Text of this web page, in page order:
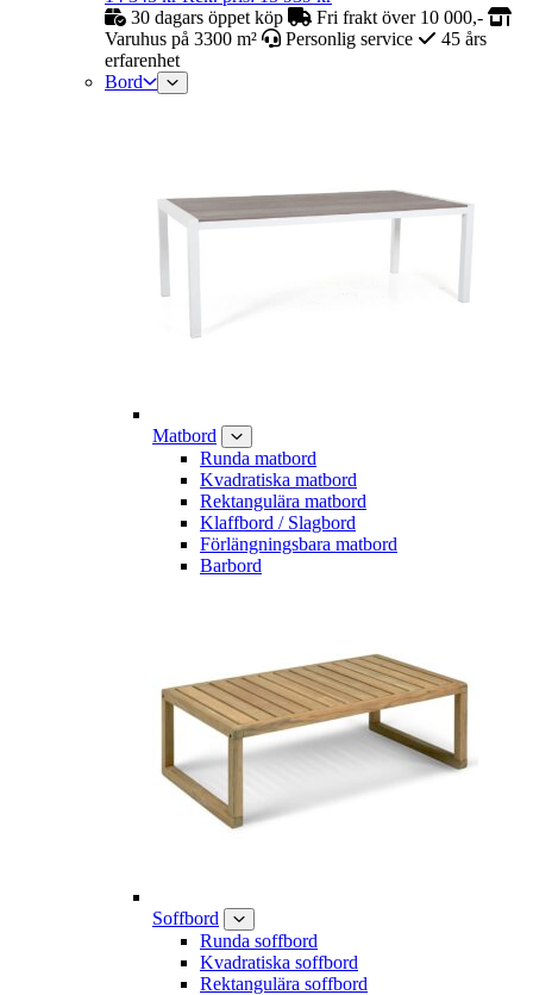
30 dagars öppet köp
Fri frakt över 10 000,-
Varuhus på 3300 m²
Personlig service
45 års
erfarenhet
Bord
Matbord
Runda matbord
Kvadratiska matbord
Rektangulära matbord
Klaffbord / Slagbord
Förlängningsbara matbord
Barbord
Soffbord
Runda soffbord
Kvadratiska soffbord
Rektangulära soffbord